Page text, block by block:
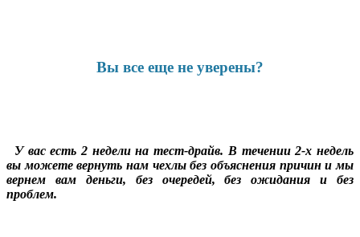
Вы все еще не уверены?
У вас есть 2 недели на тест-драйв. В течении 2-х недель
вы можете вернуть нам чехлы без объяснения причин и мы
вернем вам деньги, без очередей, без ожидания и без
проблем.